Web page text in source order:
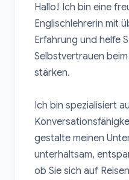
Hallo! Ich bin eine
Englischlehrerin mit
Erfahrung und helfe
Selbstvertrauen
stärken.
Ich bin spezialisiert
gestalte meinen
unterhaltsam,
ob Sie sich auf